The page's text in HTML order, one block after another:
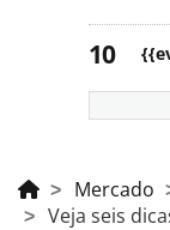
Mercado
Veja seis